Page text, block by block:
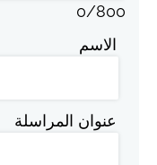
0/800
الاسم
عنوان المراسلة